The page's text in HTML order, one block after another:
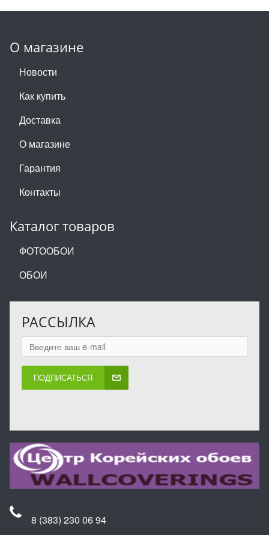
О магазине
Новости
Как купить
Доставка
О магазине
Гарантия
Контакты
Каталог товаров
ФОТООБОИ
ОБОИ
РАССЫЛКА
ПОДПИСАТЬСЯ
8 (383) 230 06 94